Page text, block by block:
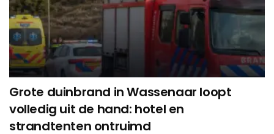
Grote duinbrand in Wassenaar loopt
volledig uit de hand: hotel en
strandtenten ontruimd